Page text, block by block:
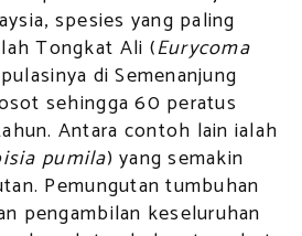
spesies yang paling
Tongkat Ali (Eurycoma
di Semenanjung
sehingga 60 peratus
Antara contoh lain ialah
pumila) yang semakin
Pemungutan tumbuhan
pengambilan keseluruhan